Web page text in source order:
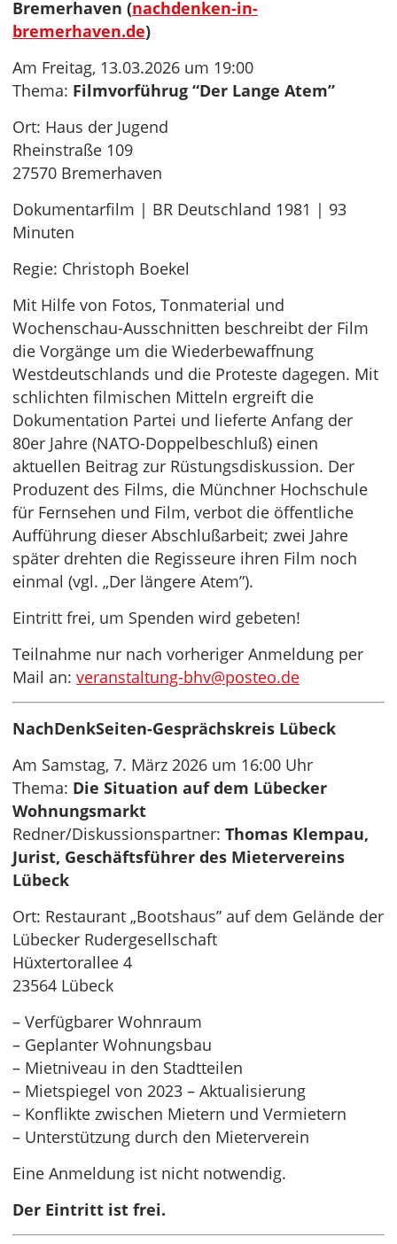
Bremerhaven (nachdenken-in-
bremerhaven.de)
Am Freitag, 13.03.2026 um 19:00
Thema: Filmvorführug “Der Lange Atem”
Ort: Haus der Jugend
Rheinstraße 109
27570 Bremerhaven
Dokumentarfilm | BR Deutschland 1981 | 93
Minuten
Regie: Christoph Boekel
Mit Hilfe von Fotos, Tonmaterial und
Wochenschau-Ausschnitten beschreibt der Film
die Vorgänge um die Wiederbewaffnung
Westdeutschlands und die Proteste dagegen. Mit
schlichten filmischen Mitteln ergreift die
Dokumentation Partei und lieferte Anfang der
80er Jahre (NATO-Doppelbeschluß) einen
aktuellen Beitrag zur Rüstungsdiskussion. Der
Produzent des Films, die Münchner Hochschule
für Fernsehen und Film, verbot die öffentliche
Aufführung dieser Abschlußarbeit; zwei Jahre
später drehten die Regisseure ihren Film noch
einmal (vgl. „Der längere Atem”).
Eintritt frei, um Spenden wird gebeten!
Teilnahme nur nach vorheriger Anmeldung per
Mail an: veranstaltung-bhv@posteo.de
NachDenkSeiten-Gesprächskreis Lübeck
Am Samstag, 7. März 2026 um 16:00 Uhr
Thema: Die Situation auf dem Lübecker
Wohnungsmarkt
Redner/Diskussionspartner: Thomas Klempau,
Jurist, Geschäftsführer des Mietervereins
Lübeck
Ort: Restaurant „Bootshaus” auf dem Gelände der
Lübecker Rudergesellschaft
Hüxtertorallee 4
23564 Lübeck
– Verfügbarer Wohnraum
– Geplanter Wohnungsbau
– Mietniveau in den Stadtteilen
– Mietspiegel von 2023 – Aktualisierung
– Konflikte zwischen Mietern und Vermietern
– Unterstützung durch den Mieterverein
Eine Anmeldung ist nicht notwendig.
Der Eintritt ist frei.